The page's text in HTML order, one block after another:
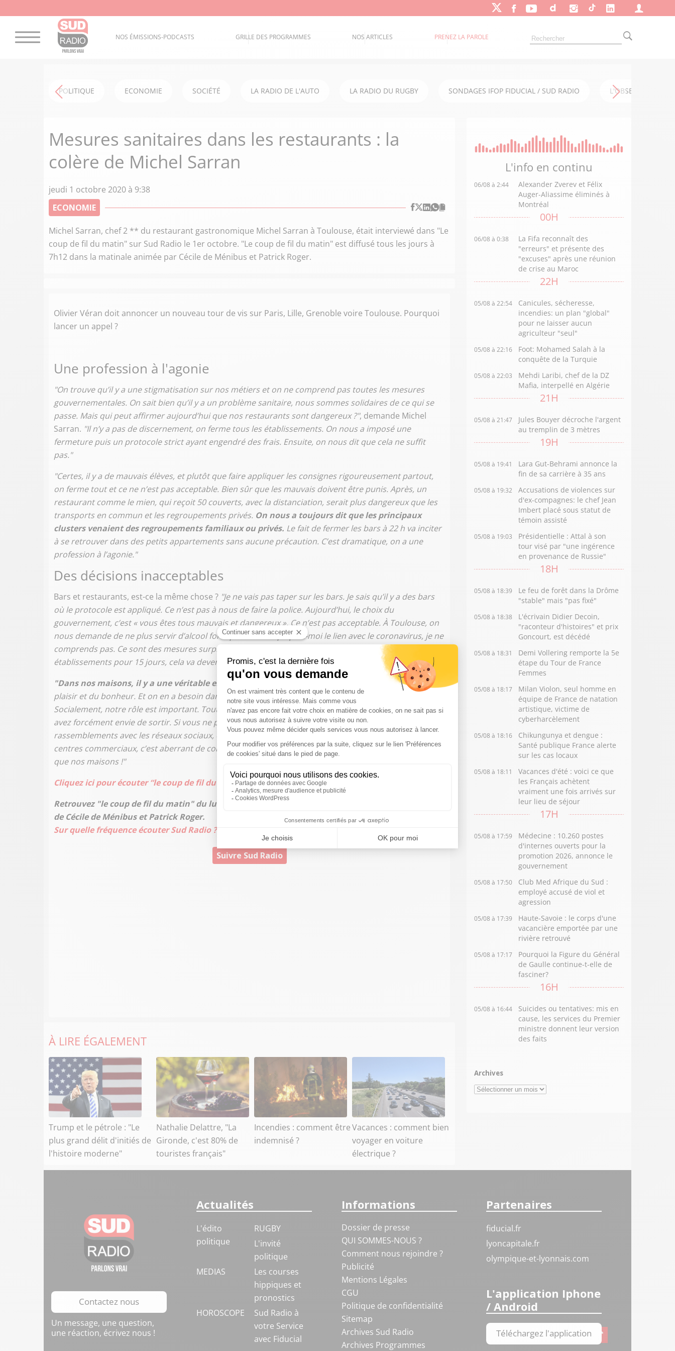
NOS ÉMISSIONS-PODCASTS GRILLE DES PROGRAMMES NOS ARTICLES PRENEZ LA PAROLE
POLITIQUE ECONOMIE SOCIÉTÉ LA RADIO DE L'AUTO LA RADIO DU RUGBY SONDAGES IFOP FIDUCIAL / SUD RADIO L'OBSERVATOIRE
Mesures sanitaires dans les restaurants : la
colère de Michel Sarran
jeudi 1 octobre 2020 à 9:38
ECONOMIE
Michel Sarran, chef 2 ** du restaurant gastronomique Michel Sarran à Toulouse, était interviewé dans "Le
coup de fil du matin" sur Sud Radio le 1er octobre. "Le coup de fil du matin" est diffusé tous les jours à
7h12 dans la matinale animée par Cécile de Ménibus et Patrick Roger.
Olivier Véran doit annoncer un nouveau tour de vis sur Paris, Lille, Grenoble voire Toulouse. Pourquoi
lancer un appel ?
Une profession à l'agonie
"On trouve qu’il y a une stigmatisation sur nos métiers et on ne comprend pas toutes les mesures
gouvernementales. On sait bien qu’il y a un problème sanitaire, nous sommes solidaires de ce qui se
passe. Mais qui peut affirmer aujourd’hui que nos restaurants sont dangereux ?", demande Michel
Sarran. "Il n’y a pas de discernement, on ferme tous les établissements. On nous a imposé une
fermeture puis un protocole strict ayant engendré des frais. Ensuite, on nous dit que cela ne suffit
pas."
"Certes, il y a de mauvais élèves, et plutôt que faire appliquer les consignes rigoureusement partout,
on ferme tout et ce ne n’est pas acceptable. Bien sûr que les mauvais doivent être punis. Après, un
restaurant comme le mien, qui reçoit 50 couverts, avec la distanciation, serait plus dangereux que les
transports en commun et les regroupements privés. On nous a toujours dit que les principaux
clusters venaient des regroupements familiaux ou privés. Le fait de fermer les bars à 22 h va inciter
à se retrouver dans des petits appartements sans aucune précaution. C’est dramatique, on a une
profession à l’agonie."
Des décisions inacceptables
Bars et restaurants, est-ce la même chose ? "Je ne vais pas taper sur les bars. Je sais qu’il y a des bars
où le protocole est appliqué. Ce n’est pas à nous de faire la police. Aujourd’hui, le choix du
gouvernement, c’est « vous êtes tous mauvais et dangereux ». Ce n’est pas acceptable. À Toulouse, on
nous demande de ne plus servir d’alcool fort après 22 h. Expliquez-moi le lien avec le coronavirus, je ne
comprends pas. Ce sont des mesures surprenantes ; si ce soir on nous ordonne de fermer nos
établissements pour 15 jours, cela va devenir catastrophique."
"Dans nos maisons, il y a une véritable envie d’aller au restaurant.
On est là pour apporter du
plaisir et du bonheur. Et on en a besoin dans cette période compliquée, souligne Michel Sarran
Socialement, notre rôle est important. Tout le monde nous défend, ils se sentent en sécurité. Vous
avez forcément envie de sortir. Si vous ne pouvez pas sortir, vous créez des salles, des
rassemblements avec les réseaux sociaux, où il se passe n’importe quoi. Dans les universités, les
centres commerciaux, c’est aberrant de considérer que ces rassemblements-là sont moins dangereux
que nos maisons !"
Cliquez ici pour écouter “le coup de fil du matin”
Retrouvez "le coup de fil du matin" du lundi au vendredi à 7h12 sur Sud Radio, dans la matinale
de Cécile de Ménibus et Patrick Roger.
Sur quelle fréquence écouter Sud Radio ? Cliquez-ici !
Suivre Sud Radio
À LIRE ÉGALEMENT
Trump et le pétrole : "Le
plus grand délit d'initiés de
l'histoire moderne"
Nathalie Delattre, "La
Gironde, c'est 80% de
touristes français"
Incendies : comment être
indemnisé ?
Vacances : comment bien
voyager en voiture
électrique ?
L'info en continu
06/08 à 2:44
Alexander Zverev et Félix
Auger-Aliassime éliminés à
Montréal
00H
06/08 à 0:38
La Fifa reconnaît des
"erreurs" et présente des
"excuses" après une réunion
de crise au Maroc
22H
05/08 à 22:54
Canicules, sécheresse,
incendies: un plan "global"
pour ne laisser aucun
agriculteur "seul"
05/08 à 22:16
Foot: Mohamed Salah à la
conquête de la Turquie
05/08 à 22:03
Mehdi Laribi, chef de la DZ
Mafia, interpellé en Algérie
21H
05/08 à 21:47
Jules Bouyer décroche l'argent
au tremplin de 3 mètres
19H
05/08 à 19:41
Lara Gut-Behrami annonce la
fin de sa carrière à 35 ans
05/08 à 19:32
Accusations de violences sur
d'ex-compagnes: le chef Jean
Imbert placé sous statut de
témoin assisté
05/08 à 19:03
Présidentielle : Attal à son
tour visé par "une ingérence
en provenance de Russie"
18H
05/08 à 18:39
Le feu de forêt dans la Drôme
"stable" mais "pas fixé"
05/08 à 18:38
L'écrivain Didier Decoin,
"raconteur d'histoires" et prix
Goncourt, est décédé
05/08 à 18:31
Demi Vollering remporte la 5e
étape du Tour de France
Femmes
05/08 à 18:17
Milan Violon, seul homme en
équipe de France de natation
artistique, victime de
cyberharcèlement
05/08 à 18:16
Chikungunya et dengue :
Santé publique France alerte
sur les cas locaux
05/08 à 18:11
Vacances d'été : voici ce que
les Français achètent
vraiment une fois arrivés sur
leur lieu de séjour
17H
05/08 à 17:59
Médecine : 10.260 postes
d'internes ouverts pour la
promotion 2026, annonce le
gouvernement
05/08 à 17:50
Club Med Afrique du Sud :
employé accusé de viol et
agression
05/08 à 17:39
Haute-Savoie : le corps d'une
vacancière emportée par une
rivière retrouvé
05/08 à 17:17
Pourquoi la Figure du Général
de Gaulle continue-t-elle de
fasciner?
16H
05/08 à 16:44
Suicides ou tentatives: mis en
cause, les services du Premier
ministre donnent leur version
des faits
Archives
Archives
Contactez nous
Un message, une question,
une réaction, écrivez nous !
Actualités
L'édito
politique
RUGBY
L'invité
politique
MEDIAS
Les courses
hippiques et
pronostics
HOROSCOPE
Sud Radio à
votre Service
avec Fiducial
Informations
Dossier de presse
QUI SOMMES-NOUS ?
Comment nous rejoindre ?
Publicité
Mentions Légales
CGU
Politique de confidentialité
Sitemap
Archives Sud Radio
Archives Programmes
Partenaires
fiducial.fr
lyoncapitale.fr
olympique-et-lyonnais.com
L'application Iphone
/ Android
Téléchargez l'application